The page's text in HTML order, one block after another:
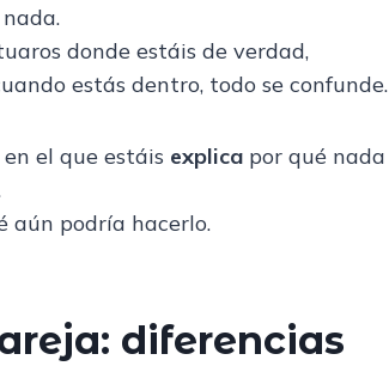
donde estáis de verdad,
estás dentro, todo se confunde.
el que estáis explica por qué nada
aún podría hacerlo.
diferencias